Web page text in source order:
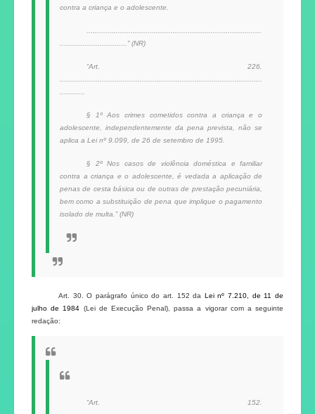
contra a criança e o adolescente.
...................................................................................
................................” (NR)
“Art. 226.
................................................................................................
............
§ 1º Aos crimes cometidos contra a criança e o
adolescente, independentemente da pena prevista, não se
aplica a Lei nº 9.099, de 26 de setembro de 1995.
§ 2º Nos casos de violência doméstica e familiar
contra a criança e o adolescente, é vedada a aplicação de
penas de cesta básica ou de outras de prestação pecuniária,
bem como a substituição de pena que implique o pagamento
isolado de multa.” (NR)
Art. 30. O parágrafo único do art. 152 da Lei nº 7.210, de 11 de
julho de 1984 (Lei de Execução Penal), passa a vigorar com a seguinte
redação:
“Art. 152.